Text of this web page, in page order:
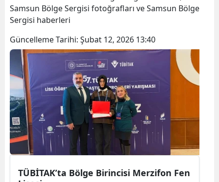
Samsun Bölge Sergisi fotoğrafları ve Samsun Bölge
Sergisi haberleri
Güncelleme Tarihi: Şubat 12, 2026 13:40
TÜBİTAK’ta Bölge Birincisi Merzifon Fen